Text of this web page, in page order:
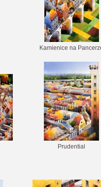
Kamienice na
Prudential